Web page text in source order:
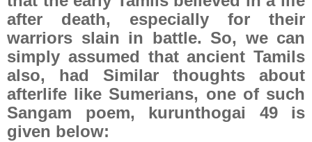
after death, especially for their
warriors slain in battle. So, we can
simply assumed that ancient Tamils
also, had Similar thoughts about
afterlife like Sumerians, one of such
Sangam poem, kurunthogai 49 is
given below: